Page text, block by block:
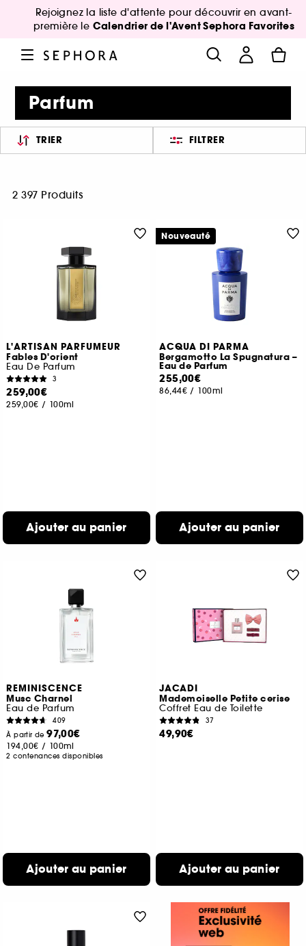
Rejoignez la liste d'attente pour découvrir en avant-
première le Calendrier de l'Avent Sephora Favorites
Parfum
TRIER FILTRER
2 397 Produits
L'ARTISAN PARFUMEUR
Fables D'orient
Eau De Parfum
3
259,00€
259,00€ / 100ml
Ajouter au panier
ACQUA DI PARMA
Bergamotto La Spugnatura –
Eau de Parfum
255,00€
86,44€ / 100ml
Ajouter au panier
Nouveauté
REMINISCENCE
Musc Charnel
Eau de Parfum
409
À partir de97,00€
194,00€ / 100ml
2 contenances disponibles
Ajouter au panier
JACADI
Mademoiselle Petite cerise
Coffret Eau de Toilette
37
49,90€
Ajouter au panier